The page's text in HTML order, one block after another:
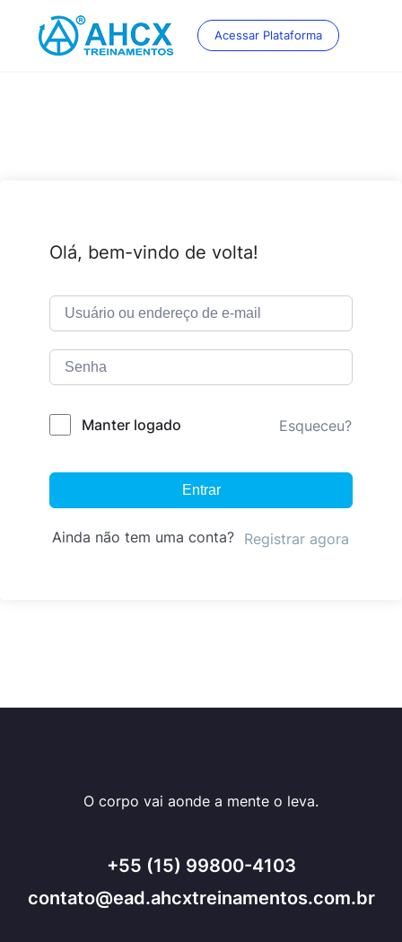
content
Acessar Plataforma
Olá, bem-vindo de volta!
Manter logado Esqueceu?
Entrar
Ainda não tem uma conta? Registrar agora
O corpo vai aonde a mente o leva.
+55 (15) 99800-4103
contato@ead.ahcxtreinamentos.com.br